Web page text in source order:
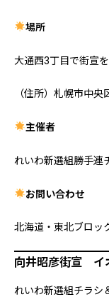
場所
大通西3丁目で街宣を
（住所）札幌市中央
主催者
れいわ新選組勝手連
お問い合わせ
北海道・東北ブロッ
向井昭彦街宣 イ
れいわ新選組チラシ